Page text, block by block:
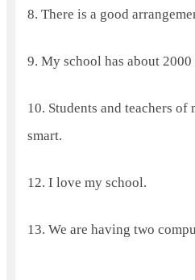
8. There is a good
9. My school has about 2000
10. Students and teachers of
smart.
12. I love my school.
13. We are having two